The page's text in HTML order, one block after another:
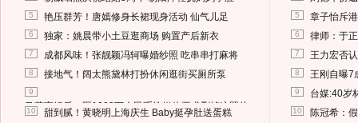
5 艳压群芳！唐嫣修身长裙现身活动 仙气儿足
6 独家：姚晨带小土豆逛商场 购置产后新衣
7 成都风味！张靓颖冯轲曝婚纱照 吃串串打麻将
8 接地气！阔太熊黛林打扮休闲逛街买厕所泵
9
马蓉离婚后，砸1000万人民币给媒体要求删掉这照片
10 甜到腻！黄晓明上海庆生 Baby挺孕肚送蛋糕
5 章子怡斥
6 律师：于
7 王力宏否
8 王刚自曝7
9 台媒:40岁
10 陈冠希：